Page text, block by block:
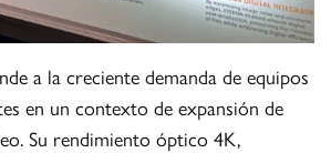
a la creciente demanda de equipos
en un contexto de expansión de
Su rendimiento óptico 4K,